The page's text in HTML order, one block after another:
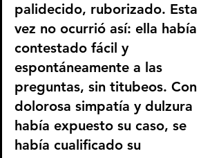
palidecido, ruborizado. Esta
vez no ocurrió así: ella había
contestado fácil y
espontáneamente a las
preguntas, sin titubeos. Con
dolorosa simpatía y dulzura
había expuesto su caso, se
había cualificado su